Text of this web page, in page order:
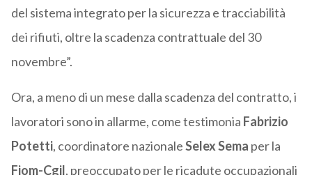
del sistema integrato per la sicurezza e tracciabilità
dei rifiuti, oltre la scadenza contrattuale del 30
novembre”.
Ora, a meno di un mese dalla scadenza del contratto, i
lavoratori sono in allarme, come testimonia Fabrizio
Potetti, coordinatore nazionaleSelex Sema per la
Fiom-Cgil, preoccupato per le ricadute occupazionali